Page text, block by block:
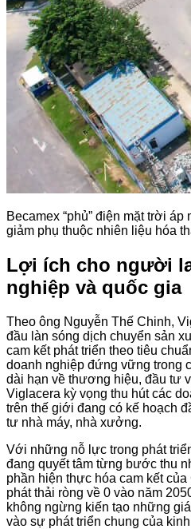
Becamex “phủ” điện mặt trời
giảm phụ thuộc nhiên liệu hóa
Lợi ích cho người
nghiệp và quốc gia
Theo ông Nguyễn Thế Chinh,
đầu làn sóng dịch chuyển sản
cam kết phát triển theo tiêu
doanh nghiệp đứng vững trong
dài hạn về thương hiệu, đầu tư
Viglacera kỳ vọng thu hút các
trên thế giới đang có kế hoạch
tư nhà máy, nhà xưởng.
Với những nỗ lực trong phát
đang quyết tâm từng bước thu
phần hiện thực hóa cam kết
phát thải ròng về 0 vào năm
không ngừng kiến tạo những
vào sự phát triển chung của